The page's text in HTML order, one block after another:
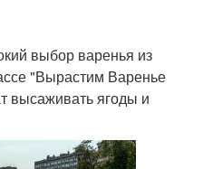
выбор варенья из
"Вырастим Варенье
высаживать ягоды и